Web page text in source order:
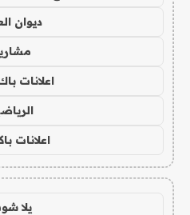
ديوان
اعلانات
اعلانات
يلا